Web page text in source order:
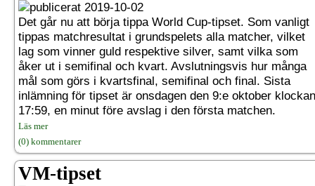
2019-10-02
Det går nu att börja tippa World Cup-tipset. Som vanligt
tippas matchresultat i grundspelets alla matcher, vilket
lag som vinner guld respektive silver, samt vilka som
åker ut i semifinal och kvart. Avslutningsvis hur många
mål som görs i kvartsfinal, semifinal och final. Sista
inlämning för tipset är onsdagen den 9:e oktober klockan
17:59, en minut före avslag i den första matchen.
Läs mer
(0) kommentarer
VM-tipset